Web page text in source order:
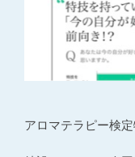
アロマテラピー検